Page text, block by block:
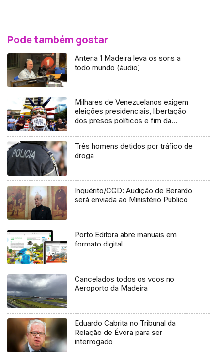
Pode também gostar
Antena 1 Madeira leva os sons a
todo mundo (áudio)
Milhares de Venezuelanos exigem
eleições presidenciais, libertação
dos presos políticos e fim da
Três homens detidos por tráfico de
droga
Inquérito/CGD: Audição de Berardo
será enviada ao Ministério Público
Porto Editora abre manuais em
formato digital
Cancelados todos os voos no
Aeroporto da Madeira
Eduardo Cabrita no Tribunal da
Relação de Évora para ser
interrogado